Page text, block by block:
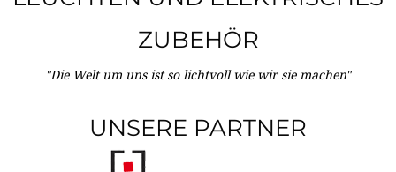
ZUBEHÖR
"Die Welt um uns ist so lichtvoll wie wir sie machen"
UNSERE PARTNER